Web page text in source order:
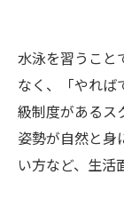
水泳を習うこと
なく、「やれば
級制度があるス
姿勢が自然と身
い方など、生活